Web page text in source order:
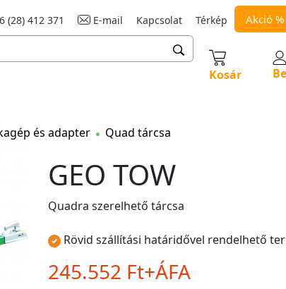
(28) 412 371 E-mail Kapcsolat Térkép Akció %
Kosár
és adapter Quad tárcsa
GEO TOW
Quadra szerelhető tárcsa
Rövid szállítási határidővel rendelhető
245.552 Ft+ÁFA